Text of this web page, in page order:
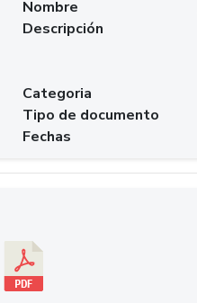
Nombre
Descripción
Categoria
Tipo de documento
Fechas